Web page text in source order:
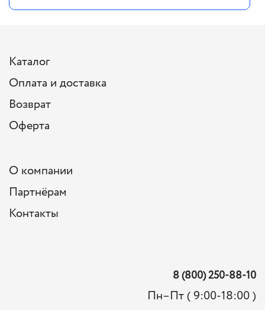
Каталог
Оплата и доставка
Возврат
Оферта
О компании
Партнёрам
Контакты
8 (800) 250-88-10
Пн–Пт ( 9:00-18:00 )